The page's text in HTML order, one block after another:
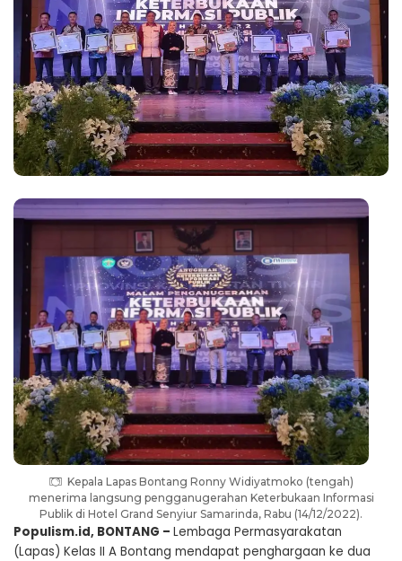
Kepala Lapas Bontang Ronny Widiyatmoko (tengah)
menerima langsung pengganugerahan Keterbukaan Informasi
Publik di Hotel Grand Senyiur Samarinda, Rabu (14/12/2022).
Populism.id, BONTANG – Lembaga Permasyarakatan
(Lapas) Kelas II A Bontang mendapat penghargaan ke dua